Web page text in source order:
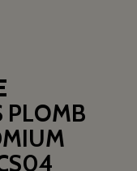
PLOMB